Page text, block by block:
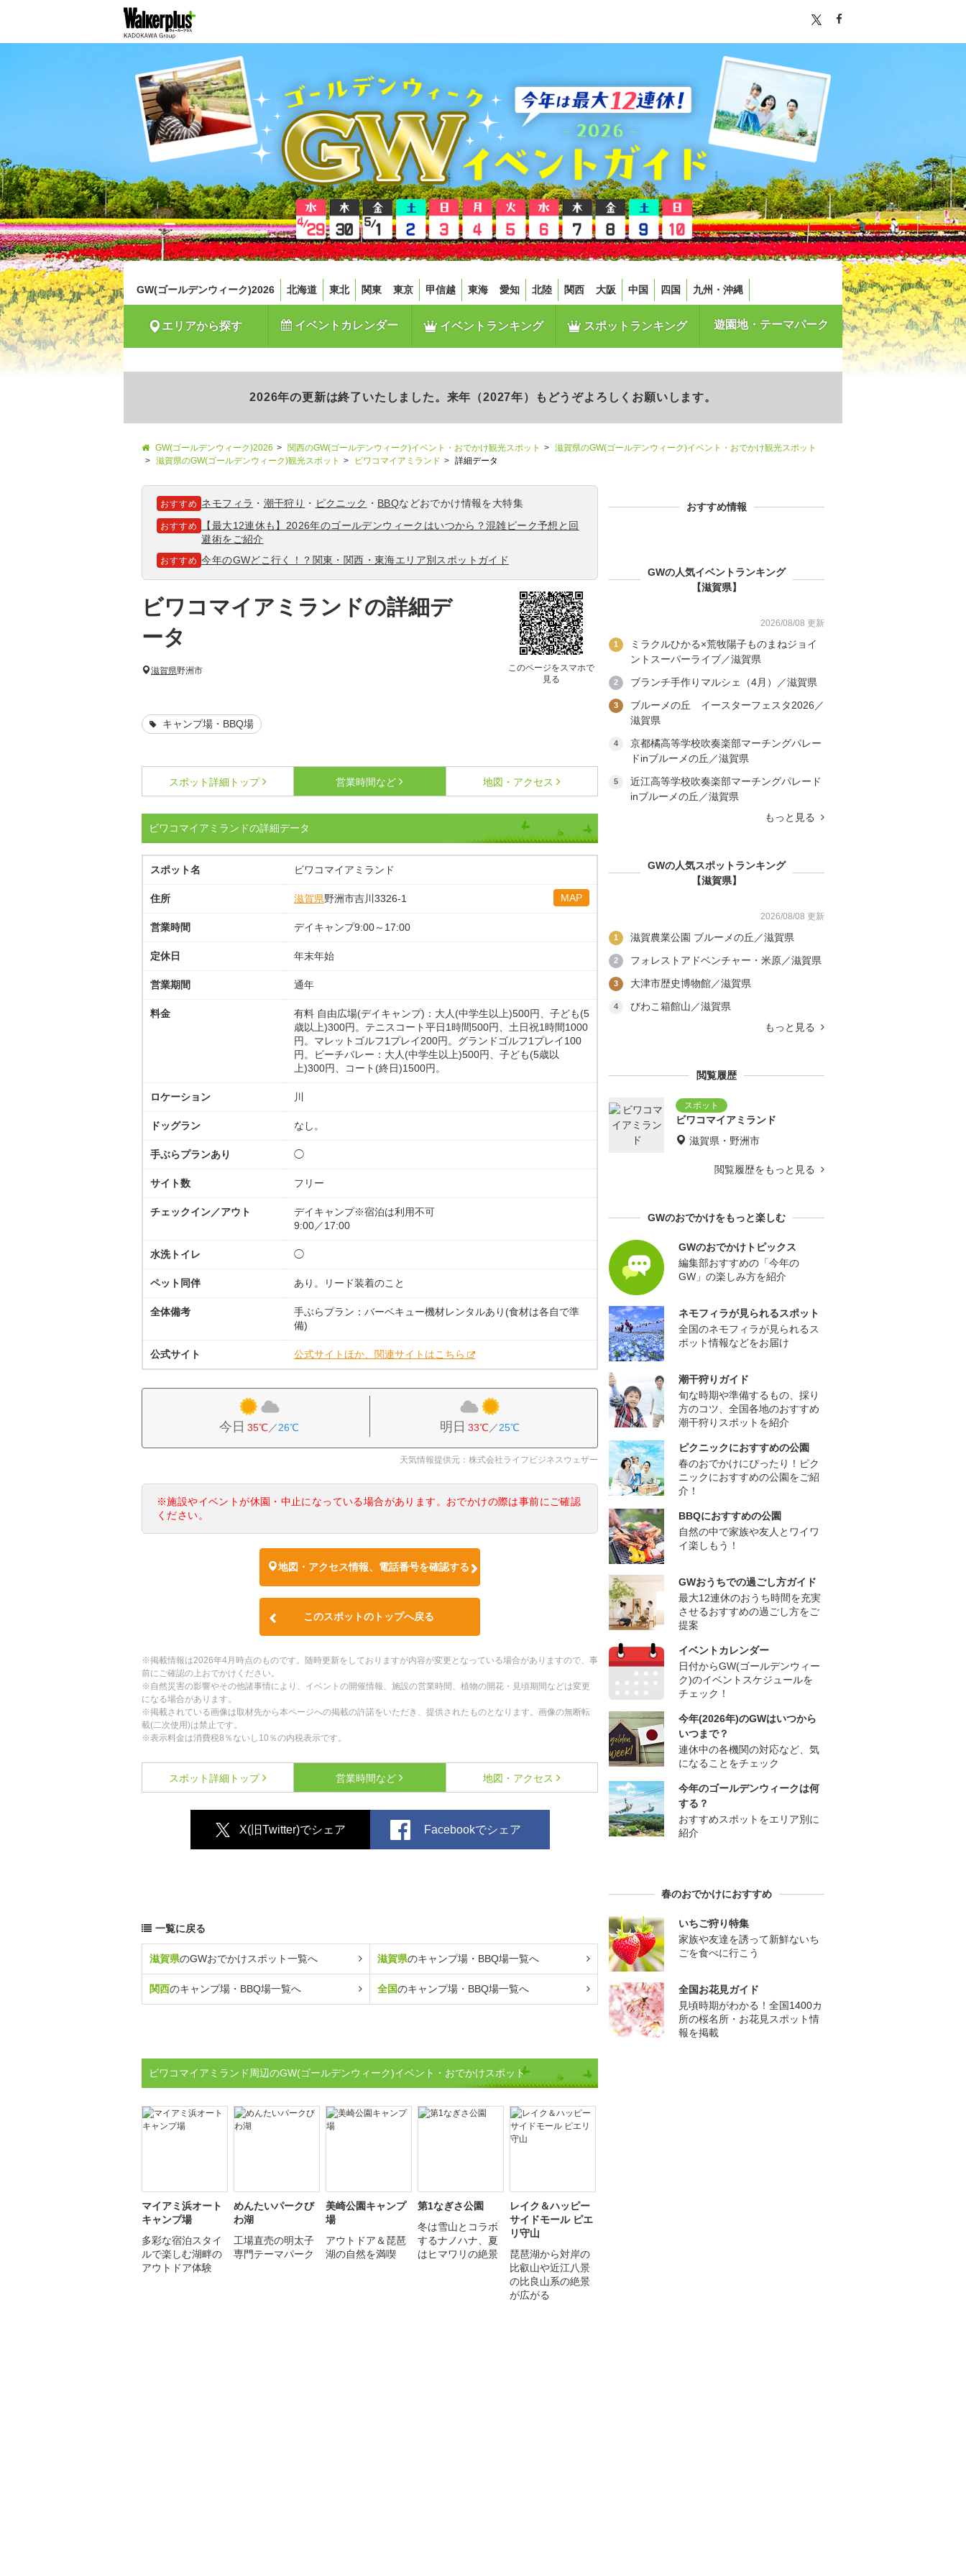
GW(ゴールデンウィーク)2026 北海道 東北 関東 東京 甲信越 東海 愛知 北陸 関西 大阪 中国 四国 九州・沖縄
エリアから探す イベントカレンダー イベントランキング スポットランキング 遊園地・テーマパーク
2026年の更新は終了いたしました。来年（2027年）もどうぞよろしくお願いします。
GW(ゴールデンウィーク)2026 関西のGW(ゴールデンウィーク)イベント・おでかけ観光スポット
滋賀県のGW(ゴールデンウィーク)イベント・おでかけ観光スポット
滋賀県のGW(ゴールデンウィーク)観光スポット
ビワコマイアミランド 詳細データ
おすすめ ネモフィラ ・ 潮干狩り ・ ピクニック ・ BBQなどおでかけ情報を大特集
おすすめ
【最大12連休も】2026年のゴールデンウィークはいつから？混雑ピーク予想と回
避術をご紹介
おすすめ 今年のGWどこ行く！？関東・関西・東海エリア別スポットガイド
ビワコマイアミランドの詳細デ
ータ
このページをスマホで
見る
滋賀県野洲市
キャンプ場・BBQ場
スポット詳細 トップ 営業時間など 地図・アクセス
ビワコマイアミランドの詳細データ
スポット名 ビワコマイアミランド
住所 滋賀県野洲市吉川3326-1 MAP
営業時間 デイキャンプ9:00～17:00
定休日 年末年始
営業期間 通年
料金
有料 自由広場(デイキャンプ)：大人(中学生以上)500円、子ども(5
歳以上)300円。テニスコート平日1時間500円、土日祝1時間1000
円。マレットゴルフ1プレイ200円。グランドゴルフ1プレイ100
円。ビーチバレー：大人(中学生以上)500円、子ども(5歳以
上)300円、コート(終日)1500円。
ロケーション 川
ドッグラン なし。
手ぶらプランあり ◯
サイト数 フリー
チェックイン／アウト
デイキャンプ※宿泊は利用不可
9:00／17:00
水洗トイレ ◯
ペット同伴 あり。リード装着のこと
全体備考
手ぶらプラン：バーベキュー機材レンタルあり(食材は各自で準
備)
公式サイト 公式サイトほか、関連サイトはこちら
今日 35℃／26℃ 明日 33℃／25℃
天気情報提供元：株式会社ライフビジネスウェザー
※施設やイベントが休園・中止になっている場合があります。おでかけの際は事前にご確認
ください。
地図・アクセス情報、電話番号を確認する
このスポットのトップへ戻る
※掲載情報は2026年4月時点のものです。随時更新をしておりますが内容が変更となっている場合がありますので、事
前にご確認の上おでかけください。
※自然災害の影響やその他諸事情により、イベントの開催情報、施設の営業時間、植物の開花・見頃期間などは変更
になる場合があります。
※掲載されている画像は取材先から本ページへの掲載の許諾をいただき、提供されたものとなります。画像の無断転
載(二次使用)は禁止です。
※表示料金は消費税8％ないし10％の内税表示です。
スポット詳細 トップ 営業時間など 地図・アクセス
X(旧Twitter)でシェア Facebookでシェア
一覧に戻る
滋賀県のGWおでかけスポット一覧へ 滋賀県のキャンプ場・BBQ場一覧へ
関西のキャンプ場・BBQ場一覧へ 全国のキャンプ場・BBQ場一覧へ
ビワコマイアミランド周辺のGW(ゴールデンウィーク)イベント・おでかけスポット
マイアミ浜オート
キャンプ場
多彩な宿泊スタイ
ルで楽しむ湖畔の
アウトドア体験
めんたいパークび
わ湖
工場直売の明太子
専門テーマパーク
美崎公園キャンプ
場
アウトドア＆琵琶
湖の自然を満喫
第1なぎさ公園
冬は雪山とコラボ
するナノハナ、夏
はヒマワリの絶景
レイク＆ハッピー
サイドモール ピエ
リ守山
琵琶湖から対岸の
比叡山や近江八景
の比良山系の絶景
が広がる
おすすめ情報
GWの人気イベントランキング
【滋賀県】
2026/08/08 更新
1
ミラクルひかる×荒牧陽子ものまねジョイ
ントスーパーライブ／滋賀県
2 ブランチ手作りマルシェ（4月）／滋賀県
3
ブルーメの丘 イースターフェスタ2026／
滋賀県
4
京都橘高等学校吹奏楽部マーチングパレー
ドinブルーメの丘／滋賀県
5
近江高等学校吹奏楽部マーチングパレード
inブルーメの丘／滋賀県
もっと見る
GWの人気スポットランキング
【滋賀県】
2026/08/08 更新
1 滋賀農業公園 ブルーメの丘／滋賀県
2 フォレストアドベンチャー・米原／滋賀県
3 大津市歴史博物館／滋賀県
4
びわこ箱館山／滋賀県
もっと見る
閲覧履歴
ビワコマイアミランド
滋賀県・野洲市
閲覧履歴をもっと見る
GWのおでかけをもっと楽しむ
GWのおでかけトピックス
編集部おすすめの「今年の
GW」の楽しみ方を紹介
ネモフィラが見られるスポット
全国のネモフィラが見られるス
ポット情報などをお届け
潮干狩りガイド
旬な時期や準備するもの、採り
方のコツ、全国各地のおすすめ
潮干狩りスポットを紹介
ピクニックにおすすめの公園
春のおでかけにぴったり！ピク
ニックにおすすめの公園をご紹
介！
BBQにおすすめの公園
自然の中で家族や友人とワイワ
イ楽しもう！
GWおうちでの過ごし方ガイド
最大12連休のおうち時間を充実
させるおすすめの過ごし方をご
提案
イベントカレンダー
日付からGW(ゴールデンウィー
ク)のイベントスケジュールを
チェック！
今年(2026年)のGWはいつから
いつまで？
連休中の各機関の対応など、気
になることをチェック
今年のゴールデンウィークは何
する？
おすすめスポットをエリア別に
紹介
春のおでかけにおすすめ
いちご狩り特集
家族や友達を誘って新鮮ないち
ごを食べに行こう
全国お花見ガイド
見頃時期がわかる！全国1400カ
所の桜名所・お花見スポット情
報を掲載